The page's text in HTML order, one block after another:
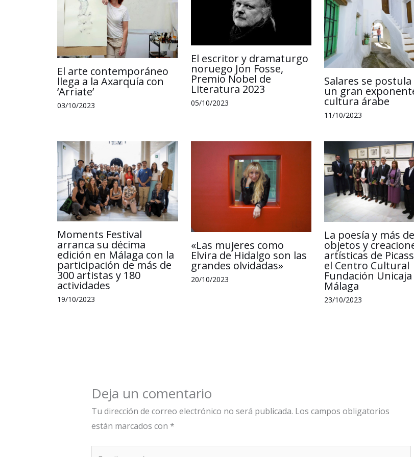
El arte contemporáneo
llega a la Axarquía con
‘Arriate’
03/10/2023
El escritor y dramaturgo
noruego Jon Fosse,
Premio Nobel de
Literatura 2023
05/10/2023
Salares se
un gran
cultura árabe
11/10/2023
Moments Festival
arranca su décima
edición en Málaga con la
participación de más de
300 artistas y 180
actividades
19/10/2023
«Las mujeres como
Elvira de Hidalgo son las
grandes olvidadas»
20/10/2023
La poesía y más
objetos y
artísticas de
el Centro Cultural
Fundación Unicaja
Málaga
23/10/2023
Deja un comentario
Tu dirección de correo electrónico no será publicada. Los campos obligatorios
están marcados con *